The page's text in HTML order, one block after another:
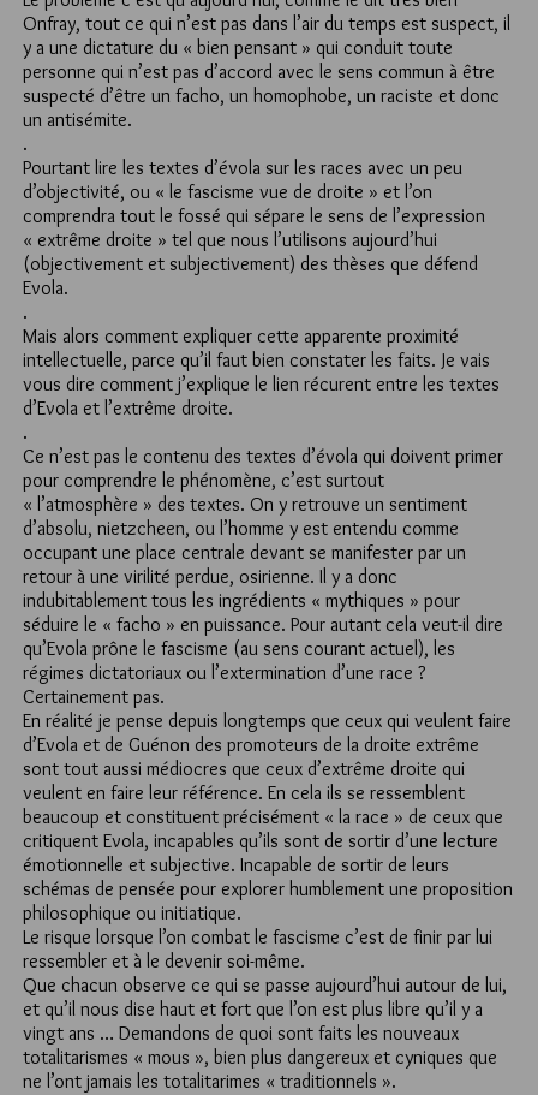
Onfray, tout ce qui n’est pas dans l’air du temps est suspect, il
y a une dictature du « bien pensant » qui conduit toute
personne qui n’est pas d’accord avec le sens commun à être
suspecté d’être un facho, un homophobe, un raciste et donc
un antisémite.
.
Pourtant lire les textes d’évola sur les races avec un peu
d’objectivité, ou « le fascisme vue de droite » et l’on
comprendra tout le fossé qui sépare le sens de l’expression
« extrême droite » tel que nous l’utilisons aujourd’hui
(objectivement et subjectivement) des thèses que défend
Evola.
.
Mais alors comment expliquer cette apparente proximité
intellectuelle, parce qu’il faut bien constater les faits. Je vais
vous dire comment j’explique le lien récurent entre les textes
d’Evola et l’extrême droite.
.
Ce n’est pas le contenu des textes d’évola qui doivent primer
pour comprendre le phénomène, c’est surtout
« l’atmosphère » des textes. On y retrouve un sentiment
d’absolu, nietzcheen, ou l’homme y est entendu comme
occupant une place centrale devant se manifester par un
retour à une virilité perdue, osirienne. Il y a donc
indubitablement tous les ingrédients « mythiques » pour
séduire le « facho » en puissance. Pour autant cela veut-il dire
qu’Evola prône le fascisme (au sens courant actuel), les
régimes dictatoriaux ou l’extermination d’une race ?
Certainement pas.
En réalité je pense depuis longtemps que ceux qui veulent faire
d’Evola et de Guénon des promoteurs de la droite extrême
sont tout aussi médiocres que ceux d’extrême droite qui
veulent en faire leur référence. En cela ils se ressemblent
beaucoup et constituent précisément « la race » de ceux que
critiquent Evola, incapables qu’ils sont de sortir d’une lecture
émotionnelle et subjective. Incapable de sortir de leurs
schémas de pensée pour explorer humblement une proposition
philosophique ou initiatique.
Le risque lorsque l’on combat le fascisme c’est de finir par lui
ressembler et à le devenir soi-même.
Que chacun observe ce qui se passe aujourd’hui autour de lui,
et qu’il nous dise haut et fort que l’on est plus libre qu’il y a
vingt ans … Demandons de quoi sont faits les nouveaux
totalitarismes « mous », bien plus dangereux et cyniques que
ne l’ont jamais les totalitarimes « traditionnels ».